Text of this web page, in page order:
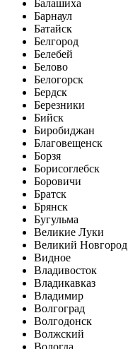
Балашиха
Барнаул
Батайск
Белгород
Белебей
Белово
Белогорск
Бердск
Березники
Бийск
Биробиджан
Благовещенск
Борзя
Борисоглебск
Боровичи
Братск
Брянск
Бугульма
Великие Луки
Великий Новгород
Видное
Владивосток
Владикавказ
Владимир
Волгоград
Волгодонск
Волжский
Вологда